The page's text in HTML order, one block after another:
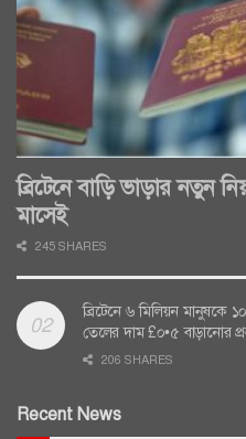
ব্রিটেনে বাড়ি ভাড়ার নতুন
মাসেই
245 SHARES
ব্রিটেনে ৬ মিলিয়ন মানুষকে
তেলের দাম £০•৫ বাড়ানোর
206 SHARES
Recent News